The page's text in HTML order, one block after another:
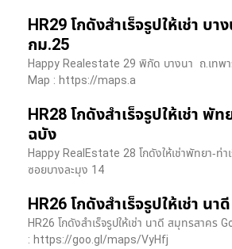
HR29 โกดังสำเร็จรูปให้เช่า บา
กม.25
Happy Realestate 29 พิกัด บางนา​ ถ.เทพ
Map : ​https://maps.a
HR28 โกดังสำเร็จรูปให้เช่า พั
ฉบัง
Happy RealEstate 28 โกดังให้เช่าพัทยา-ท่
ซอยบางละมุง 14
HR26 โกดังสำเร็จรูปให้เช่า น
HR26 โกดังสำเร็จรูปให้เช่า นาดี สมุทรสาคร
: https://goo.gl/maps/VyHfj